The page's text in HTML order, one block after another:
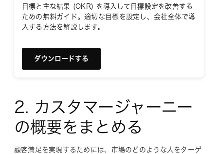
目標と主な結果 (OKR) を導入して目標設定を改善する
ための無料ガイド。適切な目標を設定し、会社全体で導
入する方法を解説します。
ダウンロードする
2. カスタマージャーニー
の概要をまとめる
顧客満足を実現するためには、市場のどのような人をターゲ